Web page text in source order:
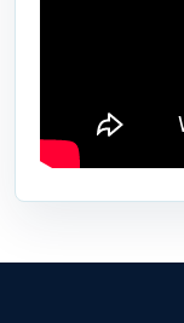
Ben Ahmed